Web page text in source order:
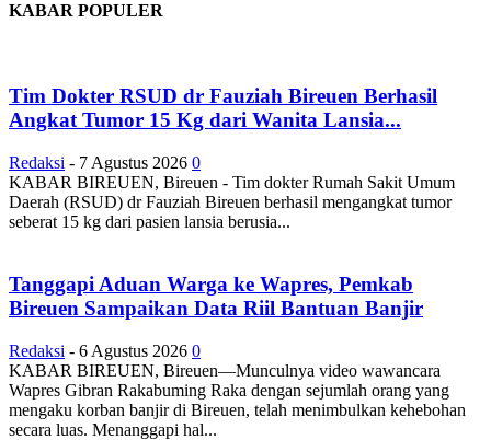
KABAR POPULER
Tim Dokter RSUD dr Fauziah Bireuen Berhasil
Angkat Tumor 15 Kg dari Wanita Lansia...
Redaksi - 7 Agustus 2026 0
KABAR BIREUEN, Bireuen - Tim dokter Rumah Sakit Umum
Daerah (RSUD) dr Fauziah Bireuen berhasil mengangkat tumor
seberat 15 kg dari pasien lansia berusia...
Tanggapi Aduan Warga ke Wapres, Pemkab
Bireuen Sampaikan Data Riil Bantuan Banjir
Redaksi - 6 Agustus 2026 0
KABAR BIREUEN, Bireuen—Munculnya video wawancara
Wapres Gibran Rakabuming Raka dengan sejumlah orang yang
mengaku korban banjir di Bireuen, telah menimbulkan kehebohan
secara luas. Menanggapi hal...